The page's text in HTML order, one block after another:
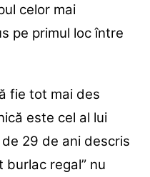
celor mai
pe primul loc între
fie tot mai des
este cel al lui
29 de ani descris
burlac regal” nu